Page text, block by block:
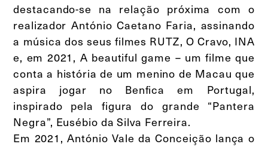
destacando-se na relação próxima com o
realizador António Caetano Faria, assinando
a música dos seus filmes RUTZ, O Cravo, INA
e, em 2021, A beautiful game – um filme que
conta a história de um menino de Macau que
aspira jogar no Benfica em Portugal,
inspirado pela figura do grande “Pantera
Negra”, Eusébio da Silva Ferreira.
Em 2021, António Vale da Conceição lança o